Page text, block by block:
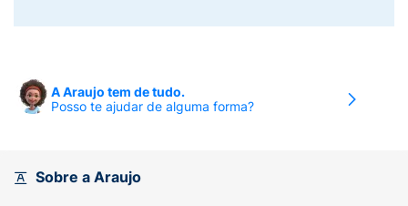
A Araujo tem de tudo.
Posso te ajudar de alguma forma?
Sobre a Araujo